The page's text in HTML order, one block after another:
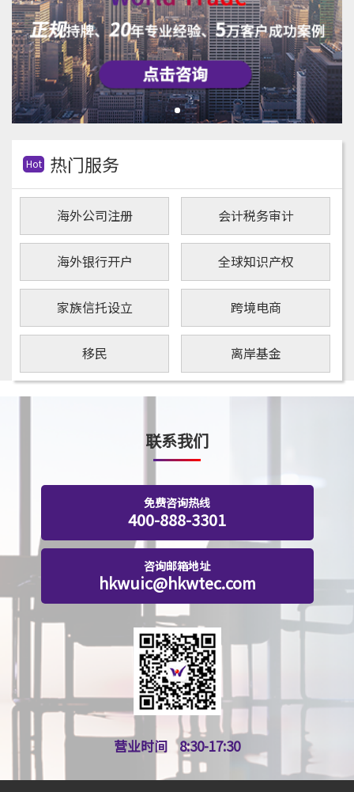
Hot 热门服务
海外公司注册 会计税务审计
海外银行开户 全球知识产权
家族信托设立 跨境电商
移民 离岸基金
联系我们
免费咨询热线
400-888-3301
咨询邮箱地址
hkwuic@hkwtec.com
营业时间 8:30-17:30